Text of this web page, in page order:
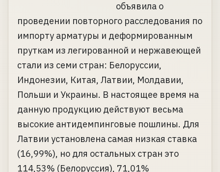
объявила о
проведении повторного расследования по
импорту арматуры и деформированным
пруткам из легированной и нержавеющей
стали из семи стран: Белоруссии,
Индонезии, Китая, Латвии, Молдавии,
Польши и Украины. В настоящее время на
данную продукцию действуют весьма
высокие антидемпинговые пошлины. Для
Латвии установлена самая низкая ставка
(16,99%), но для остальных стран это
114,53% (Белоруссия), 71,01%